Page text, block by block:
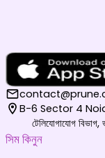
B-6 Sector 4
টেলিযোগাযোগ
সিম কিনুন